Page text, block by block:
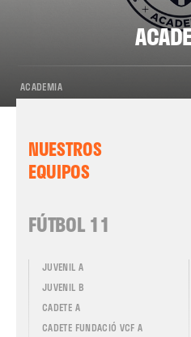
ACADEMIA
NUESTROS
EQUIPOS
FÚTBOL 11
JUVENIL A
JUVENIL B
CADETE A
CADETE FUNDACIÓ VCF A